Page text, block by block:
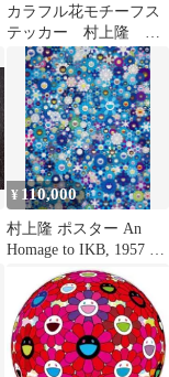
カラフル花モチーフス
テッカー 村上隆 ラ
ンダム7枚セット
¥ 110,000
村上隆 ポスター An
Homage to IKB, 1957 F